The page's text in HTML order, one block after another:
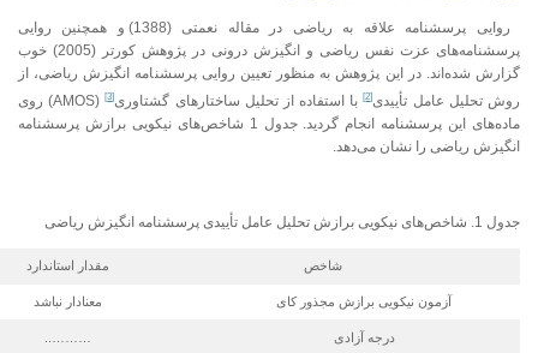
روایی پرسشنامه علاقه به ریاضی در مقاله نعمتی (1388) و همچنین روایی
پرسشنامه‌های عزت نفس ریاضی و انگیزش درونی در پژوهش کورتر (2005) خوب
گزارش شده‌اند. در این پژوهش به منظور تعیین روایی پرسشنامه انگیزش ریاضی، از
روش تحلیل عامل تأییدی[2] با استفاده از تحلیل ساختارهای گشتاوری[3]
(AMOS) روی
ماده‌های این پرسشنامه انجام گردید. جدول 1 شاخص‌های نیکویی برازش پرسشنامه
انگیزش ریاضی را نشان می‌دهد.
جدول 1. شاخص‌های نیکویی برازش تحلیل عامل تأییدی پرسشنامه انگیزش ریاضی
شاخص مقدار استاندارد
آزمون نیکویی برازش مجذور کای معنادار نباشد
درجه آزادی